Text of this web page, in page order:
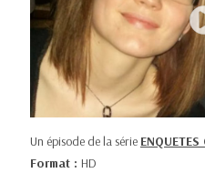
Un épisode de la série ENQUETES
Format : HD